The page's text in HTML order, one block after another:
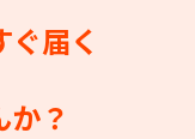
届く
？